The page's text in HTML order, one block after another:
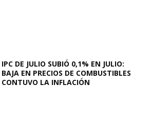
IPC DE JULIO SUBIÓ 0,1% EN JULIO:
BAJA EN PRECIOS DE COMBUSTIBLES
CONTUVO LA INFLACIÓN